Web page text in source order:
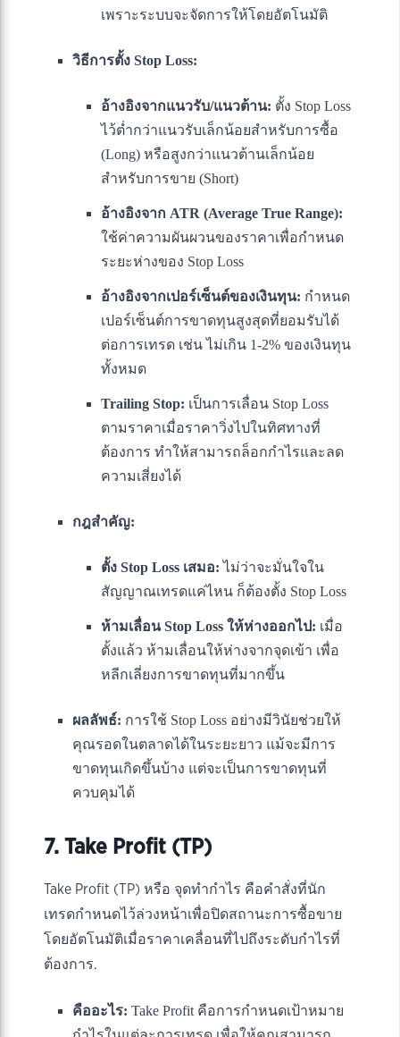
เพราะระบบจะจัดการให้โดยอัตโนมัติ
วิธีการตั้ง Stop Loss:
อ้างอิงจากแนวรับ/แนวต้าน: ตั้ง Stop Loss
ไว้ต่ำกว่าแนวรับเล็กน้อยสำหรับการซื้อ
(Long) หรือสูงกว่าแนวต้านเล็กน้อย
สำหรับการขาย (Short)
อ้างอิงจาก ATR (Average True Range):
ใช้ค่าความผันผวนของราคาเพื่อกำหนด
ระยะห่างของ Stop Loss
อ้างอิงจากเปอร์เซ็นต์ของเงินทุน: กำหนด
เปอร์เซ็นต์การขาดทุนสูงสุดที่ยอมรับได้
ต่อการเทรด เช่น ไม่เกิน 1-2% ของเงินทุน
ทั้งหมด
Trailing Stop: เป็นการเลื่อน Stop Loss
ตามราคาเมื่อราคาวิ่งไปในทิศทางที่
ต้องการ ทำให้สามารถล็อกกำไรและลด
ความเสี่ยงได้
กฎสำคัญ:
ตั้ง Stop Loss เสมอ: ไม่ว่าจะมั่นใจใน
สัญญาณเทรดแค่ไหน ก็ต้องตั้ง Stop Loss
ห้ามเลื่อน Stop Loss ให้ห่างออกไป: เมื่อ
ตั้งแล้ว ห้ามเลื่อนให้ห่างจากจุดเข้า เพื่อ
หลีกเลี่ยงการขาดทุนที่มากขึ้น
ผลลัพธ์: การใช้ Stop Loss อย่างมีวินัยช่วยให้
คุณรอดในตลาดได้ในระยะยาว แม้จะมีการ
ขาดทุนเกิดขึ้นบ้าง แต่จะเป็นการขาดทุนที่
ควบคุมได้
7. Take Profit (TP)
Take Profit (TP) หรือ จุดทำกำไร คือคำสั่งที่นัก
เทรดกำหนดไว้ล่วงหน้าเพื่อปิดสถานะการซื้อขาย
โดยอัตโนมัติเมื่อราคาเคลื่อนที่ไปถึงระดับกำไรที่
ต้องการ.
คืออะไร: Take Profit คือการกำหนดเป้าหมาย